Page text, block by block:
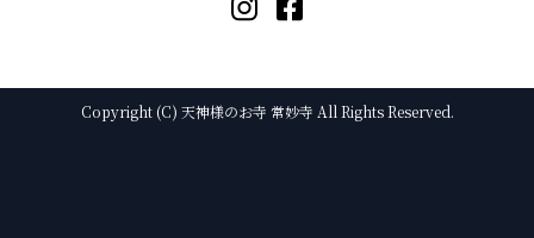
Copyright (C) 天神様のお寺 常妙寺 All Rights Reserved.